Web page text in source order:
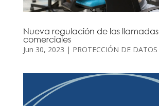
Nueva regulación de las llamadas
comerciales
Jun 30, 2023 | PROTECCIÓN DE DATOS